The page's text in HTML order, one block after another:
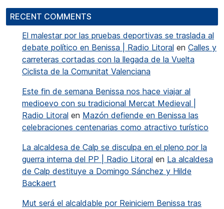
RECENT COMMENTS
El malestar por las pruebas deportivas se traslada al
debate político en Benissa | Radio Litoral en Calles y
carreteras cortadas con la llegada de la Vuelta
Ciclista de la Comunitat Valenciana
Este fin de semana Benissa nos hace viajar al
medioevo con su tradicional Mercat Medieval |
Radio Litoral en Mazón defiende en Benissa las
celebraciones centenarias como atractivo turístico
La alcaldesa de Calp se disculpa en el pleno por la
guerra interna del PP | Radio Litoral en La alcaldesa
de Calp destituye a Domingo Sánchez y Hilde
Backaert
Mut será el alcaldable por Reiniciem Benissa tras